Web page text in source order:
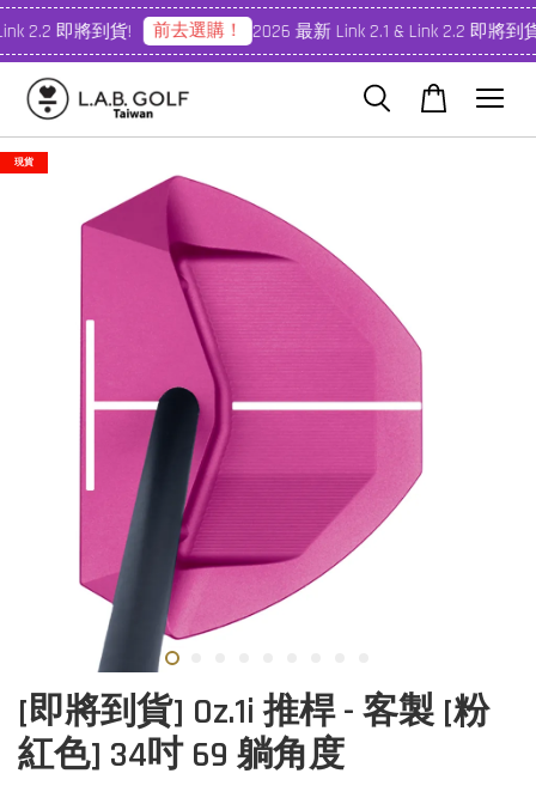
2.2 即將到貨! 前去選購！ 2026 最新 Link 2.1 & Link 2.2 即將到貨!
現貨
[即將到貨] Oz.1i 推桿 - 客製 [粉
紅色] 34吋 69 躺角度